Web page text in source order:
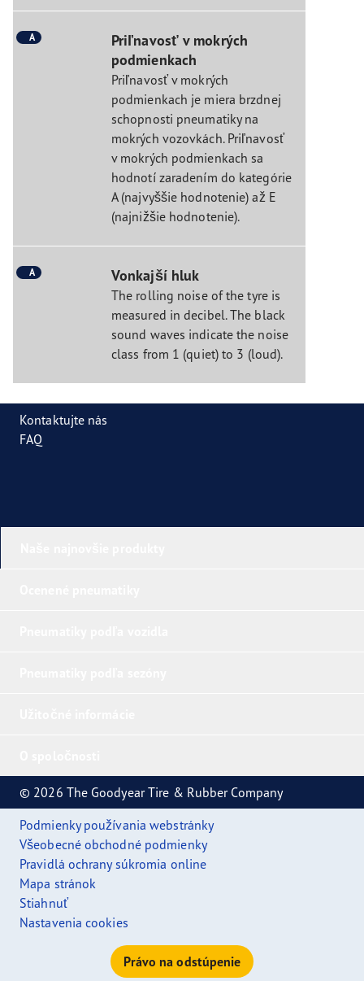
A
Priľnavosť v mokrých
podmienkach
Priľnavosť v mokrých
podmienkach je miera brzdnej
schopnosti pneumatiky na
mokrých vozovkách. Priľnavosť
v mokrých podmienkach sa
hodnotí zaradením do kategórie
A (najvyššie hodnotenie) až E
(najnižšie hodnotenie).
A Vonkajší hluk
The rolling noise of the tyre is
measured in decibel. The black
sound waves indicate the noise
class from 1 (quiet) to 3 (loud).
Kontaktujte nás
FAQ
© 2026 The Goodyear Tire & Rubber Company
Podmienky používania webstránky
Všeobecné obchodné podmienky
Pravidlá ochrany súkromia online
Mapa stránok
Stiahnuť
Nastavenia cookies
Právo na odstúpenie